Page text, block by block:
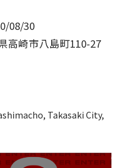
08/30
高崎市八島町110-27
Takasaki City,